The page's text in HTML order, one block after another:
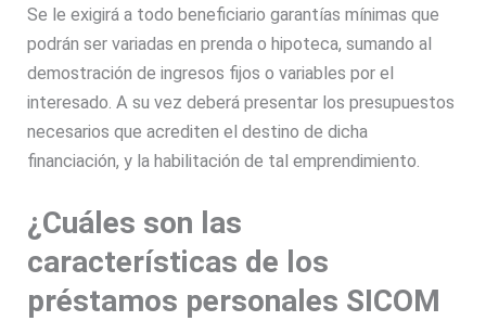
Se le exigirá a todo beneficiario garantías mínimas que
podrán ser variadas en prenda o hipoteca, sumando al
demostración de ingresos fijos o variables por el
interesado. A su vez deberá presentar los presupuestos
necesarios que acrediten el destino de dicha
financiación, y la habilitación de tal emprendimiento.
¿Cuáles son las
características de los
préstamos personales SICOM